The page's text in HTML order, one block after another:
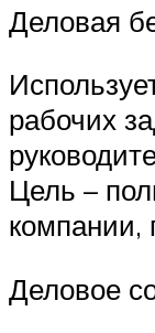
Деловая
рабочих
Цель –
компании,
Деловое